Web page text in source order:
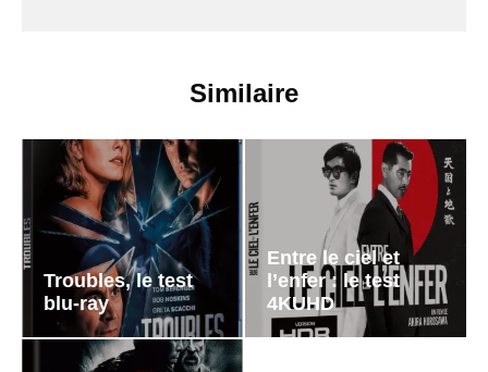
Similaire
Troubles, le test
blu-ray
Entre le ciel et
l’enfer : le test
4KUHD